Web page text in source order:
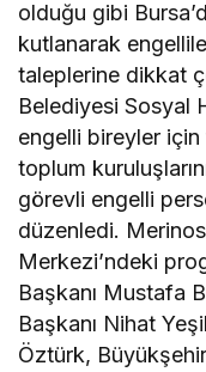
olduğu gibi
kutlanarak
taleplerine dikkat
Belediyesi Sosyal
engelli bireyler
toplum
görevli engelli
düzenledi.
Merkezi’ndeki
Başkanı Mustafa
Başkanı Nihat
Öztürk,